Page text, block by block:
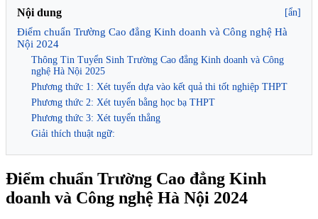
Nội dung [ẩn]
Điểm chuẩn Trường Cao đẳng Kinh doanh và Công nghệ Hà
Nội 2024
Thông Tin Tuyển Sinh Trường Cao đẳng Kinh doanh và Công
nghệ Hà Nội 2025
Phương thức 1: Xét tuyển dựa vào kết quả thi tốt nghiệp THPT
Phương thức 2: Xét tuyển bằng học bạ THPT
Phương thức 3: Xét tuyển thẳng
Giải thích thuật ngữ:
Điểm chuẩn Trường Cao đẳng Kinh
doanh và Công nghệ Hà Nội 2024